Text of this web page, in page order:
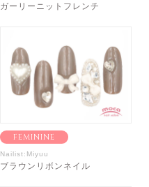
ガーリーニットフレンチ
FEMININE
Nailist:Miyuu
ブラウンリボンネイル